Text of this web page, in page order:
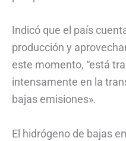
Indicó que el país
producción y
este momento, “está
intensamente en la
bajas emisiones».
El hidrógeno de bajas